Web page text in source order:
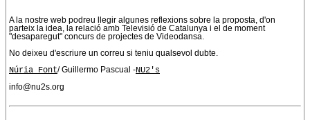
A la nostre web podreu llegir algunes reflexions sobre la proposta, d'on
parteix la idea, la relació amb Televisió de Catalunya i el de moment
"desaparegut" concurs de projectes de Videodansa.
No deixeu d'escriure un correu si teniu qualsevol dubte.
Núria Font/ Guillermo Pascual -NU2's
info@nu2s.org